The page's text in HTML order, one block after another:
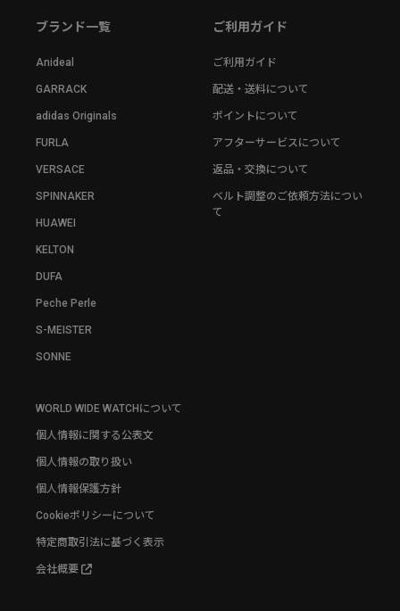
ブランド一覧
Anideal
GARRACK
adidas Originals
FURLA
VERSACE
SPINNAKER
HUAWEI
KELTON
DUFA
Peche Perle
S-MEISTER
SONNE
ご利用ガイド
ご利用ガイド
配送・送料について
ポイントについて
アフターサービスについて
返品・交換について
ベルト調整のご依頼方法につい
て
WORLD WIDE WATCHについて
個人情報に関する公表文
個人情報の取り扱い
個人情報保護方針
Cookieポリシーについて
特定商取引法に基づく表示
会社概要